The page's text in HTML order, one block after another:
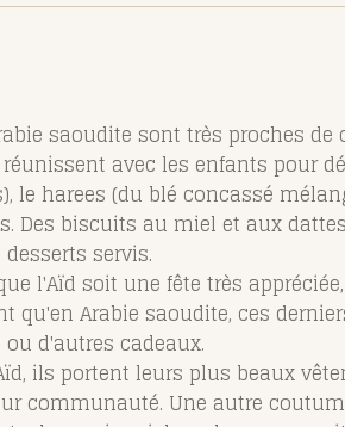
saoudite sont très proches
avec les enfants pour
le harees (du blé concassé
Des biscuits au miel et aux
servis.
l'Aïd soit une fête très
qu'en Arabie saoudite, ces
d'autres cadeaux.
ils portent leurs plus beaux
communauté. Une autre